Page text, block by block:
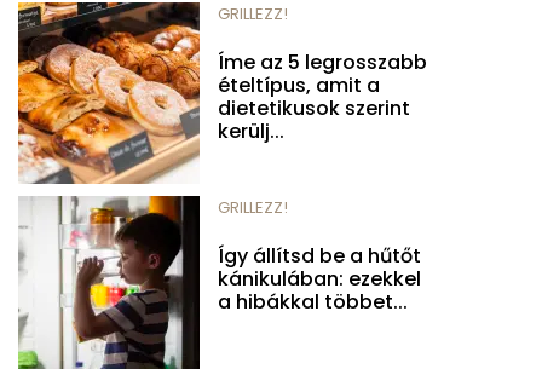
GRILLEZZ!
Íme az 5 legrosszabb
ételtípus, amit a
dietetikusok szerint
kerülj...
GRILLEZZ!
Így állítsd be a hűtőt
kánikulában: ezekkel
a hibákkal többet...